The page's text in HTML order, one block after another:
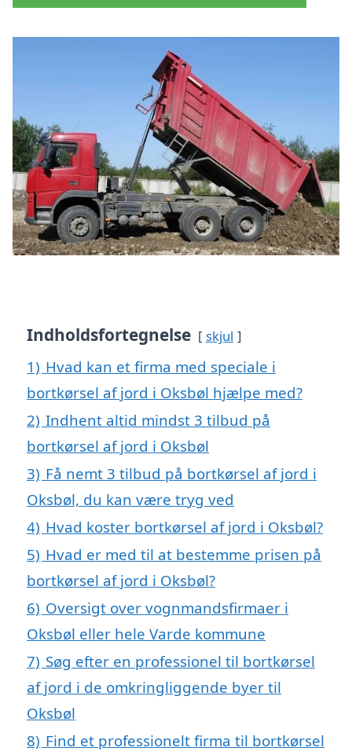
Indholdsfortegnelse skjul
1) Hvad kan et firma med speciale i
bortkørsel af jord i Oksbøl hjælpe med?
2) Indhent altid mindst 3 tilbud på
bortkørsel af jord i Oksbøl
3) Få nemt 3 tilbud på bortkørsel af jord i
Oksbøl, du kan være tryg ved
4) Hvad koster bortkørsel af jord i Oksbøl?
5) Hvad er med til at bestemme prisen på
bortkørsel af jord i Oksbøl?
6) Oversigt over vognmandsfirmaer i
Oksbøl eller hele Varde kommune
7) Søg efter en professionel til bortkørsel
af jord i de omkringliggende byer til
Oksbøl
8) Find et professionelt firma til bortkørsel